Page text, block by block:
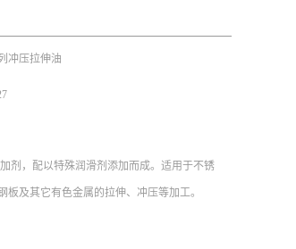
冲压拉伸油
剂，配以特殊润滑剂添加而成。适用于不锈
板及其它有色金属的拉伸、冲压等加工。